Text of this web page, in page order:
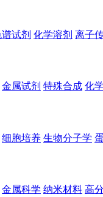
试剂 化学溶剂 离子
金属试剂 特殊合成 化
细胞培养 生物分子学
金属科学 纳米材料 高